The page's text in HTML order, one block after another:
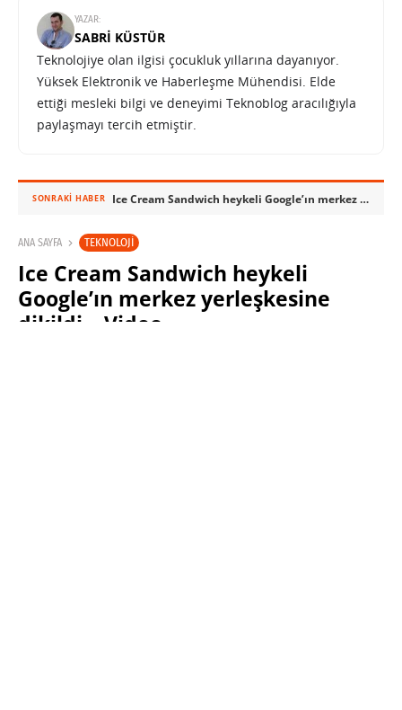
YAZAR:
SABRI KÜSTÜR
Teknolojiye olan ilgisi çocukluk yıllarına dayanıyor.
Yüksek Elektronik ve Haberleşme Mühendisi. Elde
ettiği mesleki bilgi ve deneyimi Teknoblog aracılığıyla
paylaşmayı tercih etmiştir.
SONRAKI HABER Ice Cream Sandwich heykeli Google’ın merkez yerleşkesine dikildi – Video
ANA SAYFA TEKNOLOJI
Ice Cream Sandwich heykeli
Google’ın merkez yerleşkesine
dikildi – Video